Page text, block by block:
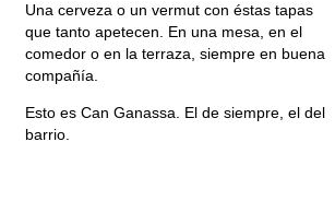
Una cerveza o un vermut con éstas tapas
que tanto apetecen. En una mesa, en el
comedor o en la terraza, siempre en buena
compañía.
Esto es Can Ganassa. El de siempre, el del
barrio.